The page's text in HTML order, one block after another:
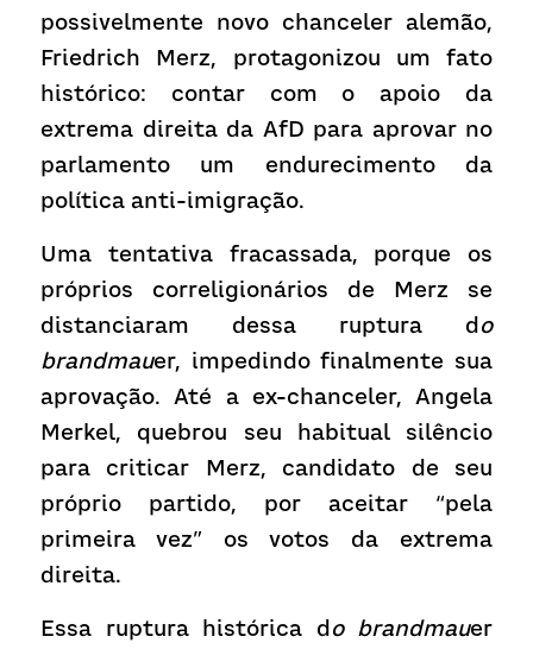
possivelmente novo chanceler alemão,
Friedrich Merz, protagonizou um fato
histórico: contar com o apoio da
extrema direita da AfD para aprovar no
parlamento um endurecimento da
política anti-imigração.
Uma tentativa fracassada, porque os
próprios correligionários de Merz se
distanciaram dessa ruptura d o
brandmauer, impedindo finalmente sua
aprovação. Até a ex-chanceler, Angela
Merkel, quebrou seu habitual silêncio
para criticar Merz, candidato de seu
próprio partido, por aceitar “pela
primeira vez” os votos da extrema
direita.
Essa ruptura histórica d o brandmauer